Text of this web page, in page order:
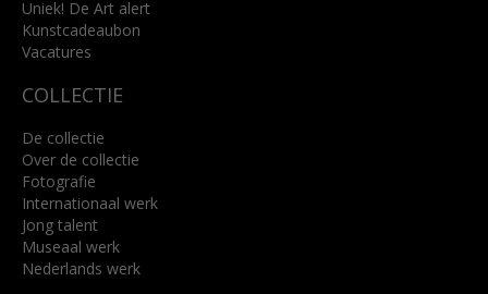
Lees meer
Uniek! De Art alert
Kunstcadeaubon
Vacatures
COLLECTIE
De collectie
Over de collectie
Fotografie
Internationaal werk
Jong talent
Museaal werk
Nederlands werk